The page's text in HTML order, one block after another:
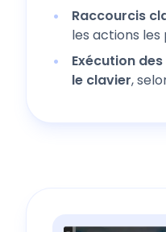
Raccourcis
les actions
Exécution
le clavier,